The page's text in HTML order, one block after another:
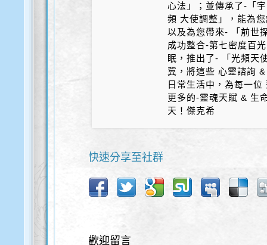
心法」；並傳承了-「
頻 大使調整」，能為
以及為您帶來- 「前世
成功整合-第七密度百
眠，推出了- 「光頻天
冀，將這些 心靈諮詢
日常生活中，為每一
更多的-靈魂天賦 & 生
天！傑克希
快速分享至社群
歡迎留言